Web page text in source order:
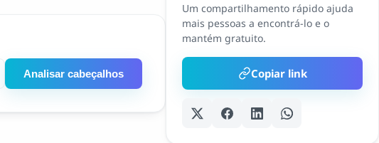
Analisar cabeçalhos
Um compartilhamento rápido ajuda
mais pessoas a encontrá-lo e o
mantém gratuito.
Copiar link